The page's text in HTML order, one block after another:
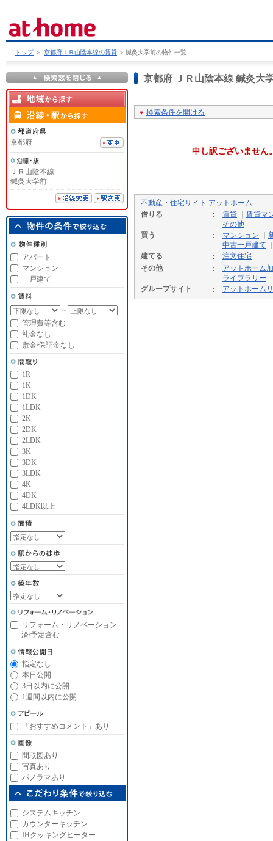
トップ ＞ 京都府ＪＲ山陰本線の賃貸 ＞ 鍼灸大学前の物件一覧
京都府 ＪＲ山陰本線 鍼灸大
検索条件を開ける
申し訳ございません
不動産・住宅サイト アットホーム
借りる
賃貸
賃貸マ
その他
買う
マンション
中古一戸建て
建てる
注文住宅
その他
アットホーム
ライブラリー
グループサイト
アットホーム
京都府
ＪＲ山陰本線
鍼灸大学前
アパート
マンション
一戸建て
～
管理費等含む
礼金なし
敷金/保証金なし
1R
1K
1DK
1LDK
2K
2DK
2LDK
3K
3DK
3LDK
4K
4DK
4LDK以上
リフォーム・リノベーション
済/予定含む
指定なし
本日公開
3日以内に公開
1週間以内に公開
「おすすめコメント」あり
間取図あり
写真あり
パノラマあり
システムキッチン
カウンターキッチン
IHクッキングヒーター